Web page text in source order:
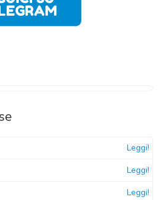
Leggi!
Leggi!
Leggi!